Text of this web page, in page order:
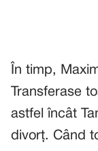
În timp,
Transferase
astfel încât
divorț. Când